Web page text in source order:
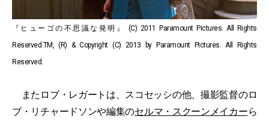
『ヒューゴの不思議な発明』 (C) 2011 Paramount Pictures. All Rights
Reserved.TM, (R) & Copyright (C) 2013 by Paramount Pictures. All Rights
Reserved.
またロブ・レガートは、スコセッシの他、撮影監督のロ
ブ・リチャードソンや編集のセルマ・スクーンメイカーら